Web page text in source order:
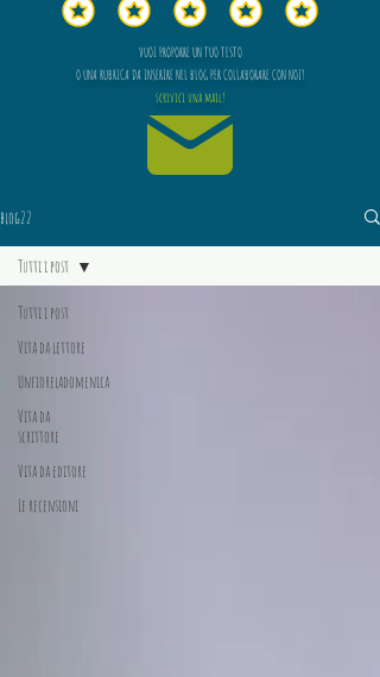
VUOI PROPORRE UN TUO TESTO
O UNA RUBRICA DA INSERIRE NEL BLOG PER COLLABORARE CON NOI?
scrivici una mail!
blog22
Tutti i post
Vita da lettore
Unfioreladomenica
Vita da
scrittore
Vita da editore
Le recensioni
Tutti i post